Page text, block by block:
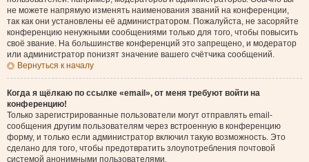
не можете напрямую изменять наименования званий на конференции,
так как они установлены её администратором. Пожалуйста, не засоряйте
конференцию ненужными сообщениями только для того, чтобы повысить
своё звание. На большинстве конференций это запрещено, и модератор
или администратор понизят значение вашего счётчика сообщений.
Вернуться к началу
Когда я щёлкаю по ссылке «email», от меня требуют войти на
конференцию!
Только зарегистрированные пользователи могут отправлять email-
сообщения другим пользователям через встроенную в конференцию
форму, и только если администратор включил такую возможность. Это
сделано для того, чтобы предотвратить злоупотребления почтовой
системой анонимными пользователями.